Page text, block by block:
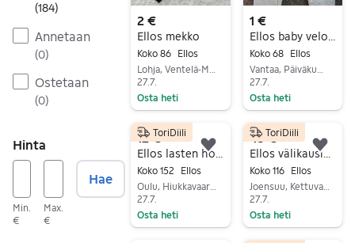
(184)
Annetaan
(0)
Ostetaan
(0)
Hinta
Min.
€
Max.
€
Hae
2 €
Ellos mekko
Koko 86
Ellos
27.7.
Osta heti
1 €
Koko 68
Ellos
27.7.
Osta heti
12 €
Koko 152
Ellos
27.7.
Osta heti
ToriDiili
Lisää suosikiksi.
45 €
Ellos välikausihaalari
Koko 116
Ellos
Joensuu, Kettuvaara, Pohjois-Karjala
27.7.
Osta heti
ToriDiili